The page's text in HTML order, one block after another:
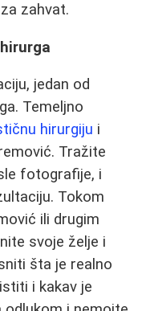
zahvat.
jedan od
Temeljno
hirurgiju i
Tražite
fotografije, i
Tokom
ili drugim
svoje želje i
šta je realno
i kakav je